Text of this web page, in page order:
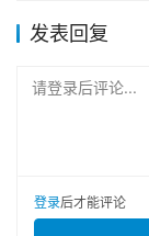
发表回复
请登录后评论...
登录后才能评论